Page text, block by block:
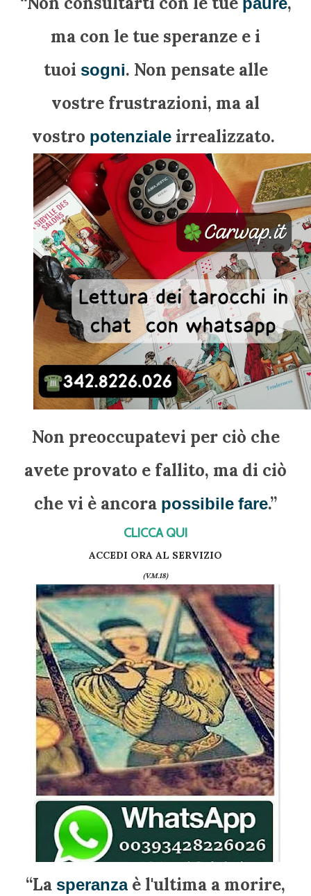
ma con le tue speranze e i
tuoi sogni. Non pensate alle
vostre frustrazioni, ma al
vostro potenziale irrealizzato.
Non preoccupatevi per ciò che
avete provato e fallito, ma di ciò
che vi è ancora possibile fare.”
CLICCA QUI
ACCEDI ORA AL SERVIZIO
(V.M.18)
“La speranza è l'ultima a morire,